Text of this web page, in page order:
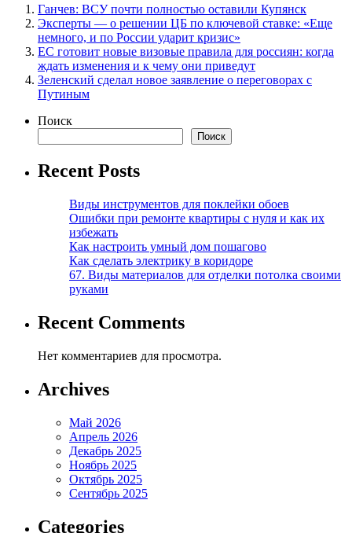
Ганчев: ВСУ почти полностью оставили Купянск
Эксперты — о решении ЦБ по ключевой ставке: «Еще
немного, и по России ударит кризис»
ЕС готовит новые визовые правила для россиян: когда
ждать изменения и к чему они приведут
Зеленский сделал новое заявление о переговорах с
Путиным
Поиск
Поиск
Recent Posts
Виды инструментов для поклейки обоев
Ошибки при ремонте квартиры с нуля и как их
избежать
Как настроить умный дом пошагово
Как сделать электрику в коридоре
67. Виды материалов для отделки потолка своими
руками
Recent Comments
Нет комментариев для просмотра.
Archives
Май 2026
Апрель 2026
Декабрь 2025
Ноябрь 2025
Октябрь 2025
Сентябрь 2025
Categories